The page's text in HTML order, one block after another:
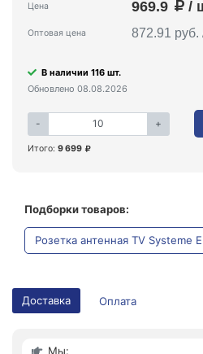
Цена 969.9 /
Оптовая цена 872.91 руб.
В наличии 116 шт.
Обновлено 08.08.2026
- +
Итого: 9 699
Подборки товаров:
Розетка антенная TV Systeme
Доставка Оплата
Мы: